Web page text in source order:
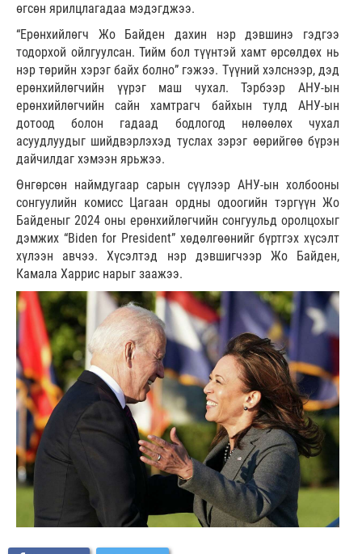
өгсөн ярилцлагадаа мэдэгджээ.
“Ерөнхийлөгч Жо Байден дахин нэр дэвшинэ гэдгээ
тодорхой ойлгуулсан. Тийм бол түүнтэй хамт өрсөлдөх нь
нэр төрийн хэрэг байх болно” гэжээ. Түүний хэлснээр, дэд
ерөнхийлөгчийн үүрэг маш чухал. Тэрбээр АНУ-ын
ерөнхийлөгчийн сайн хамтрагч байхын тулд АНУ-ын
дотоод болон гадаад бодлогод нөлөөлөх чухал
асуудлуудыг шийдвэрлэхэд туслах зэрэг өөрийгөө бүрэн
дайчилдаг хэмээн ярьжээ.
Өнгөрсөн наймдугаар сарын сүүлээр АНУ-ын холбооны
сонгуулийн комисс Цагаан ордны одоогийн тэргүүн Жо
Байденыг 2024 оны ерөнхийлөгчийн сонгуульд оролцохыг
дэмжих “Biden for President” хөдөлгөөнийг бүртгэх хүсэлт
хүлээн авчээ. Хүсэлтэд нэр дэвшигчээр Жо Байден,
Камала Харрис нарыг заажээ.